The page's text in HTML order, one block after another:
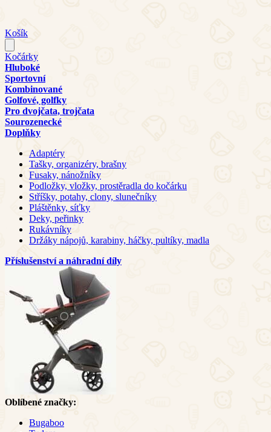
Košík
Kočárky
Hluboké
Sportovní
Kombinované
Golfové, golfky
Pro dvojčata, trojčata
Sourozenecké
Doplňky
Adaptéry
Tašky, organizéry, brašny
Fusaky, nánožníky
Podložky, vložky, prostěradla do kočárku
Stříšky, potahy, clony, slunečníky
Pláštěnky, síťky
Deky, peřinky
Rukávníky
Držáky nápojů, karabiny, háčky, pultíky, madla
Příslušenství a náhradní díly
Oblíbené značky:
Bugaboo